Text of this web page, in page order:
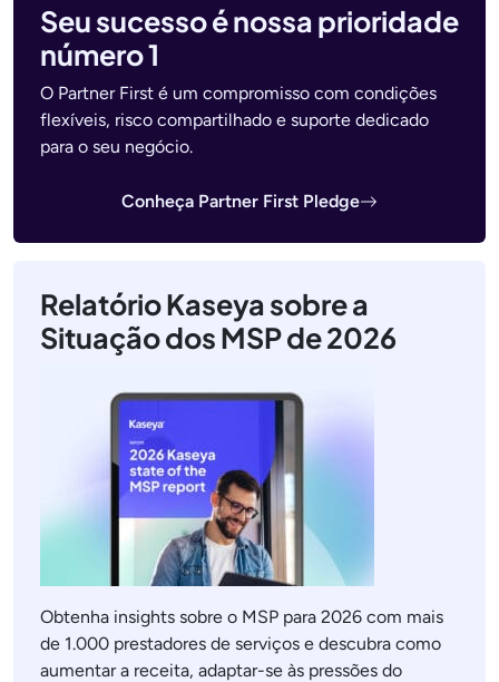
Seu sucesso é nossa prioridade
número 1
O Partner First é um compromisso com condições
flexíveis, risco compartilhado e suporte dedicado
para o seu negócio.
Conheça Partner First Pledge
Relatório Kaseya sobre a
Situação dos MSP de 2026
Obtenha insights sobre o MSP para 2026 com mais
de 1.000 prestadores de serviços e descubra como
aumentar a receita, adaptar-se às pressões do